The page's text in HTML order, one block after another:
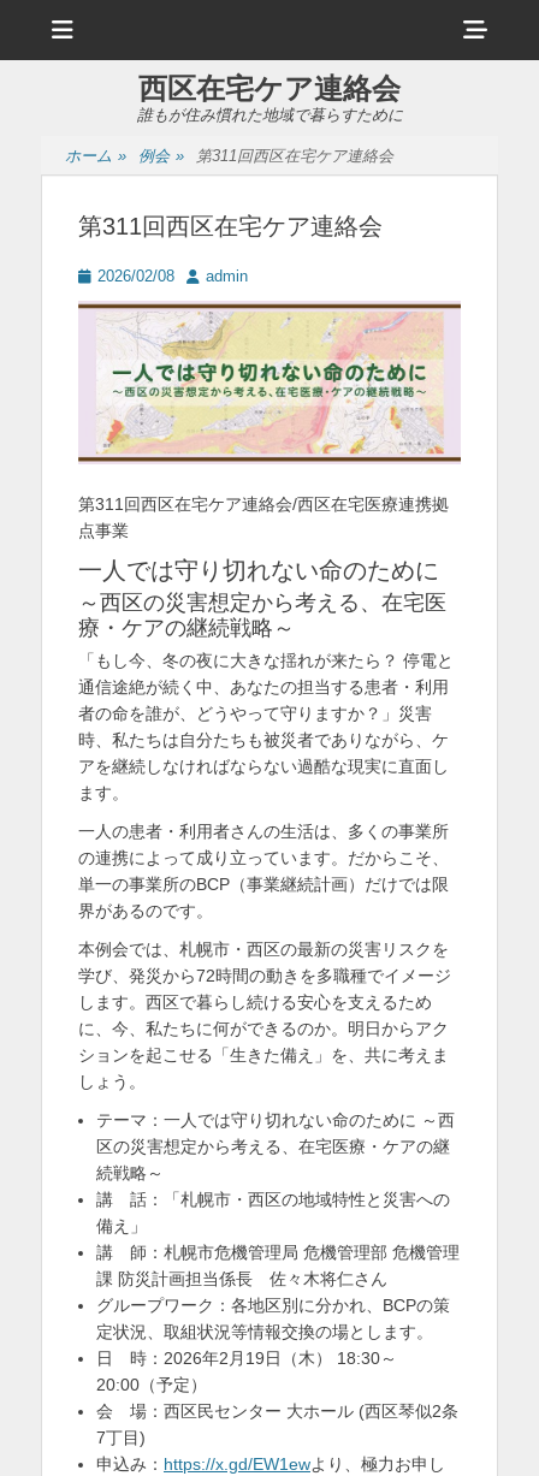
ュ
ヘ
ッ
サ
西区在宅ケア連絡会
誰もが住み慣れた地域で暮らすために
ホーム » 例会 » 第311回西区在宅ケア連絡会
第311回西区在宅ケア連絡会
投
稿
2026/02/08
投
稿
者
admin
第311回西区在宅ケア連絡会/西区在宅医療連携拠
点事業
一人では守り切れない命のために
～西区の災害想定から考える、在宅医
療・ケアの継続戦略～
「もし今、冬の夜に大きな揺れが来たら？ 停電と
通信途絶が続く中、あなたの担当する患者・利用
者の命を誰が、どうやって守りますか？」災害
時、私たちは自分たちも被災者でありながら、ケ
アを継続しなければならない過酷な現実に直面し
ます。
一人の患者・利用者さんの生活は、多くの事業所
の連携によって成り立っています。だからこそ、
単一の事業所のBCP（事業継続計画）だけでは限
界があるのです。
本例会では、札幌市・西区の最新の災害リスクを
学び、発災から72時間の動きを多職種でイメージ
します。西区で暮らし続ける安心を支えるため
に、今、私たちに何ができるのか。明日からアク
ションを起こせる「生きた備え」を、共に考えま
しょう。
テーマ：一人では守り切れない命のために ～西
区の災害想定から考える、在宅医療・ケアの継
続戦略～
講 話：「札幌市・西区の地域特性と災害への
備え」
講 師：札幌市危機管理局 危機管理部 危機管理
課 防災計画担当係長 佐々木将仁さん
グループワーク：各地区別に分かれ、BCPの策
定状況、取組状況等情報交換の場とします。
日 時：2026年2月19日（木） 18:30～
20:00（予定）
会 場：西区民センター 大ホール (西区琴似2条
7丁目)
申込み： https://x.gd/EW1ewより、極力お申し